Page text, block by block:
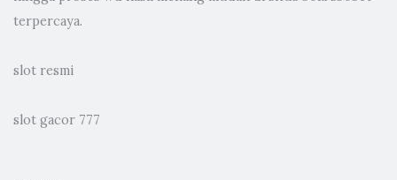
terpercaya.
slot resmi
slot gacor 777